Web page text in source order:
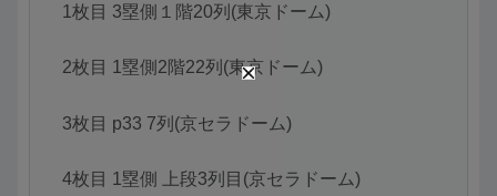
1枚目 3塁側１階20列(東京ドーム)
2枚目 1塁側2階22列(東京ドーム)
3枚目 p33 7列(京セラドーム)
4枚目 1塁側 上段3列目(京セラドーム)